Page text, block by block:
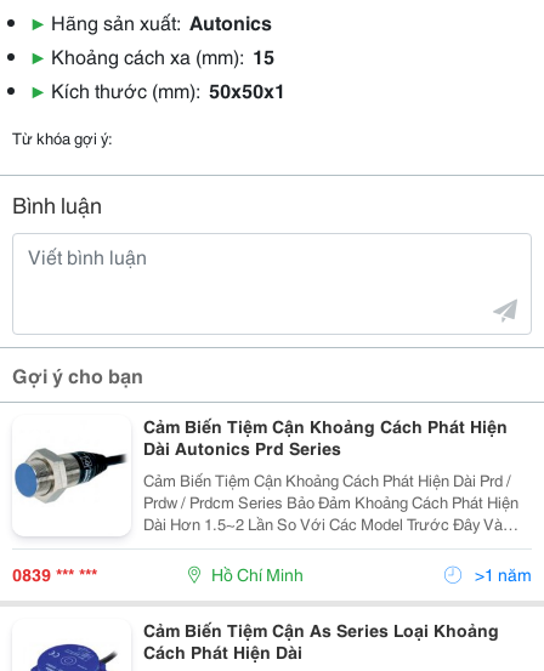
▶ Hãng sản xuất: Autonics
▶ Khoảng cách xa (mm): 15
▶ Kích thước (mm): 50x50x1
Từ khóa gợi ý:
Bình luận
Gợi ý cho bạn
Cảm Biến Tiệm Cận Khoảng Cách Phát Hiện
Dài Autonics Prd Series
Cảm Biến Tiệm Cận Khoảng Cách Phát Hiện Dài Prd /
Prdw / Prdcm Series Bảo Đảm Khoảng Cách Phát Hiện
Dài Hơn 1.5~2 Lần So Với Các Model Trước Đây Và
Thực Hiện Với Đặc Tính Chống Nhiễu Siêu Đẳng Bậc
Nhất Thế Giới Bằng Ic Được Thiết Kế Chuyên Dụng.
0839 *** *** Hồ Chí Minh >1 năm
Cảm Biến Tiệm Cận As Series Loại Khoảng
Cách Phát Hiện Dài